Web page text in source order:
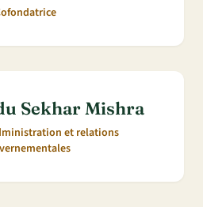
Sekhar Mishra
et relations